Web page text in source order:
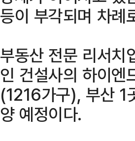
등이 부각되며 차례
부동산 전문 리서치
인 건설사의 하이
(1216가구), 부산
양 예정이다.